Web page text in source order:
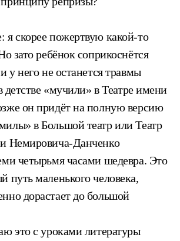
я скорее пожертвую какой-то
зато ребёнок соприкоснётся
у него не останется травмы
детстве «мучили» в Театре имени
он придёт на полную версию
в Большой театр или Театр
и Немировича-Данченко
четырьмя часами шедевра. Это
путь маленького человека,
дорастает до большой
это с уроками литературы